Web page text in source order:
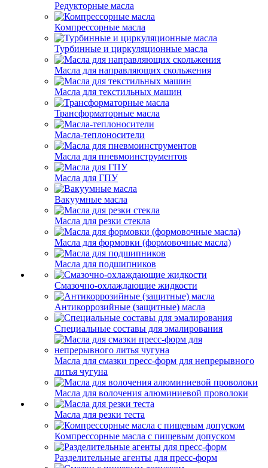
Редукторные масла
Компрессорные масла
Турбинные и циркуляционные масла
Масла для направляющих скольжения
Масла для текстильных машин
Трансформаторные масла
Масла-теплоносители
Масла для пневмоинструментов
Масла для ГПУ
Вакуумные масла
Масла для резки стекла
Масла для формовки (формовочные масла)
Масла для подшипников
Смазочно-охлаждающие жидкости
Антикоррозийные (защитные) масла
Специальные составы для эмалирования
Масла для смазки пресс-форм для непрерывного
литья чугуна
Масла для волочения алюминиевой проволоки
Масла для резки теста
Компрессорные масла с пищевым допуском
Разделительные агенты для пресс-форм